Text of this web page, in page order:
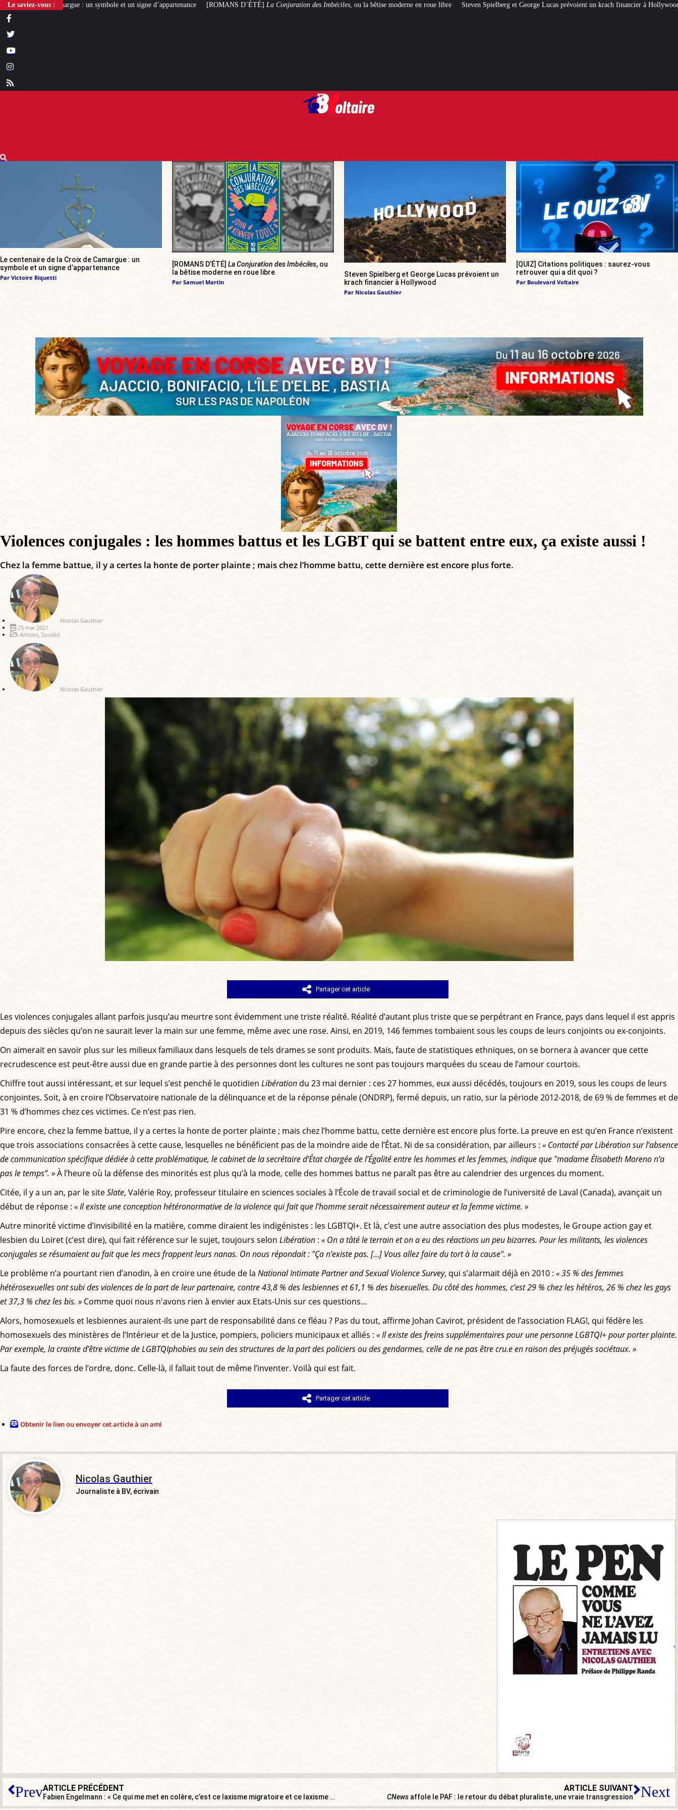
Le saviez-vous :
un symbole et un signe d’appartenance [ROMANS D’ÉTÉ]La Conjuration des Imbéciles, ou la bêtise moderne en roue libre Steven Spielberg et George Lucas prévoient un krach financier à Hollywood [QUIZ] Citations
Le centenaire de la Croix de Camargue : un
symbole et un signe d’appartenance
Par Victoire Riquetti
[ROMANS D’ÉTÉ] La Conjuration des Imbéciles, ou
la bêtise moderne en roue libre
Par Samuel Martin
Steven Spielberg et George Lucas prévoient un
krach financier à Hollywood
Par Nicolas Gauthier
[QUIZ] Citations politiques : saurez-vous
retrouver qui a dit quoi ?
Par Boulevard Voltaire
Violences conjugales : les hommes battus et les LGBT qui se battent entre eux, ça existe aussi !
Chez la femme battue, il y a certes la honte de porter plainte ; mais chez l’homme battu, cette dernière est encore plus forte.
Nicolas Gauthier
25 mai 2021
Articles Société
Nicolas Gauthier
Partager cet article
Les violences conjugales allant parfois jusqu’au meurtre sont évidemment une triste réalité. Réalité d’autant plus triste que se perpétrant en France, pays dans lequel il est appris
depuis des siècles qu’on ne saurait lever la main sur une femme, même avec une rose. Ainsi, en 2019, 146 femmes tombaient sous les coups de leurs conjoints ou ex-conjoints.
On aimerait en savoir plus sur les milieux familiaux dans lesquels de tels drames se sont produits. Mais, faute de statistiques ethniques, on se bornera à avancer que cette
recrudescence est peut-être aussi due en grande partie à des personnes dont les cultures ne sont pas toujours marquées du sceau de l’amour courtois.
Chiffre tout aussi intéressant, et sur lequel s’est penché le quotidien Libération du 23 mai dernier : ces 27 hommes, eux aussi décédés, toujours en 2019, sous les coups de leurs
conjointes. Soit, à en croire l’Observatoire nationale de la délinquance et de la réponse pénale (ONDRP), fermé depuis, un ratio, sur la période 2012-2018, de 69 % de femmes et de
31 % d’hommes chez ces victimes. Ce n’est pas rien.
Pire encore, chez la femme battue, il y a certes la honte de porter plainte ; mais chez l’homme battu, cette dernière est encore plus forte. La preuve en est qu’en France n’existent
que trois associations consacrées à cette cause, lesquelles ne bénéficient pas de la moindre aide de l’État. Ni de sa considération, par ailleurs : « Contacté par Libération sur l’absence
de communication spécifique dédiée à cette problématique, le cabinet de la secrétaire d’État chargée de l’Égalité entre les hommes et les femmes, indique que "madame Élisabeth Moreno n’a
pas le temps”. »À l’heure où la défense des minorités est plus qu’à la mode, celle des hommes battus ne paraît pas être au calendrier des urgences du moment.
Citée, il y a un an, par le siteSlate, Valérie Roy, professeur titulaire en sciences sociales à l’École de travail social et de criminologie de l’université de Laval (Canada), avançait un
début de réponse : « Il existe une conception hétéronormative de la violence qui fait que l’homme serait nécessairement auteur et la femme victime. »
Autre minorité victime d’invisibilité en la matière, comme diraient les indigénistes : les LGBTQI+. Et là, c’est une autre association des plus modestes, le Groupe action gay et
lesbien du Loiret (c’est dire), qui fait référence sur le sujet, toujours selon Libération : « On a tâté le terrain et on a eu des réactions un peu bizarres. Pour les militants, les violences
conjugales se résumaient au fait que les mecs frappent leurs nanas. On nous répondait : "Ça n’existe pas. […] Vous allez faire du tort à la cause". »
Le problème n’a pourtant rien d’anodin, à en croire une étude de la National Intimate Partner and Sexual Violence Survey, qui s’alarmait déjà en 2010 : « 35 % des femmes
hétérosexuelles ont subi des violences de la part de leur partenaire, contre 43,8 % des lesbiennes et 61,1 % des bisexuelles. Du côté des hommes, c’est 29 % chez les hétéros, 26 % chez les gays
et 37,3 % chez les bis. » Comme quoi nous n'avons rien à envier aux Etats-Unis sur ces questions…
Alors, homosexuels et lesbiennes auraient-ils une part de responsabilité dans ce fléau ? Pas du tout, affirme Johan Cavirot, président de l’association FLAG!, qui fédère les
homosexuels des ministères de l’Intérieur et de la Justice, pompiers, policiers municipaux et alliés : « Il existe des freins supplémentaires pour une personne LGBTQI+ pour porter plainte.
Par exemple, la crainte d’être victime de LGBTQIphobies au sein des structures de la part des policiers ou des gendarmes, celle de ne pas être cru.e en raison des préjugés sociétaux. »
La faute des forces de l’ordre, donc. Celle-là, il fallait tout de même l’inventer. Voilà qui est fait.
Partager cet article
Obtenir le lien ou envoyer cet article à un ami
Nicolas Gauthier
Journaliste à BV, écrivain
PrevARTICLE PRÉCÉDENT
Fabien Engelmann : « Ce qui me met en colère, c’est ce laxisme migratoire et ce laxisme de la justice : si ce délinquant avait été expulsé, cette jeune femme ne serait pas morte ! »
ARTICLE SUIVANT
CNews affole le PAF : le retour du débat pluraliste, une vraie transgression Next